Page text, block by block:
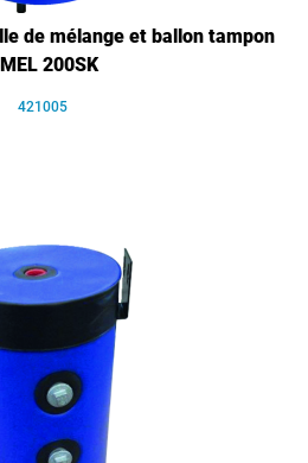
de mélange et ballon tampon
200SK
421005